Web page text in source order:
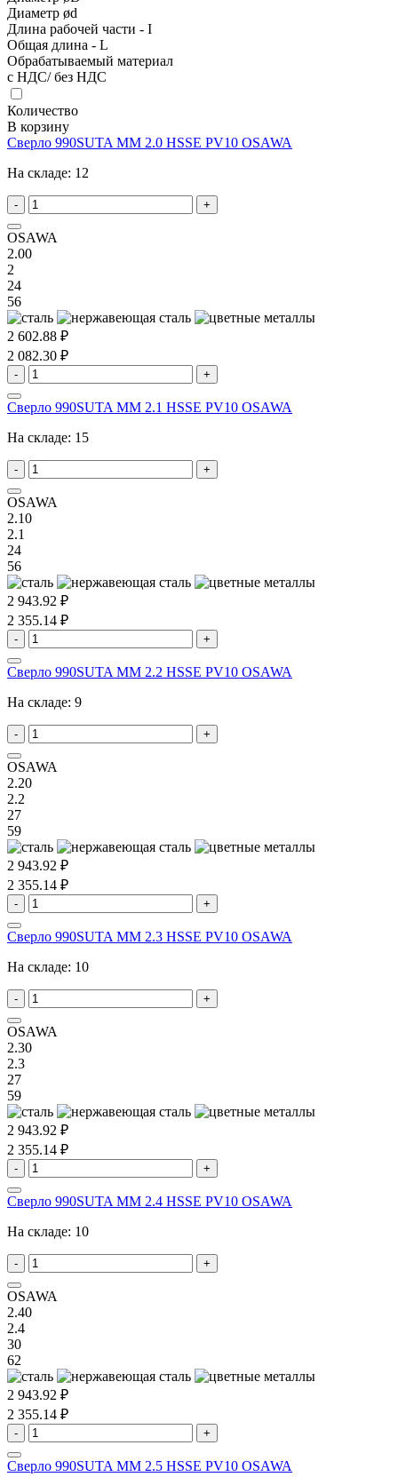
Диаметр ød
Длина рабочей части - I
Общая длина - L
Обрабатываемый материал
с НДС/ без НДС
Количество
В корзину
Сверло 990SUTA MM 2.0 HSSE PV10 OSAWA
На складе: 12
- +
OSAWA
2.00
2
24
56
2 602.88 ₽
2 082.30 ₽
- +
Сверло 990SUTA MM 2.1 HSSE PV10 OSAWA
На складе: 15
- +
OSAWA
2.10
2.1
24
56
2 943.92 ₽
2 355.14 ₽
- +
Сверло 990SUTA MM 2.2 HSSE PV10 OSAWA
На складе: 9
- +
OSAWA
2.20
2.2
27
59
2 943.92 ₽
2 355.14 ₽
- +
Сверло 990SUTA MM 2.3 HSSE PV10 OSAWA
На складе: 10
- +
OSAWA
2.30
2.3
27
59
2 943.92 ₽
2 355.14 ₽
- +
Сверло 990SUTA MM 2.4 HSSE PV10 OSAWA
На складе: 10
- +
OSAWA
2.40
2.4
30
62
2 943.92 ₽
2 355.14 ₽
- +
Сверло 990SUTA MM 2.5 HSSE PV10 OSAWA